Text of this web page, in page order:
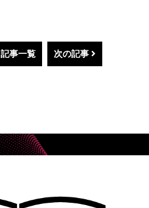
記事一覧 次の記事